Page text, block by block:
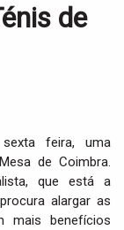
t
i
o
n
de
sexta feira, uma
de Coimbra.
que está a
alargar as
mais benefícios